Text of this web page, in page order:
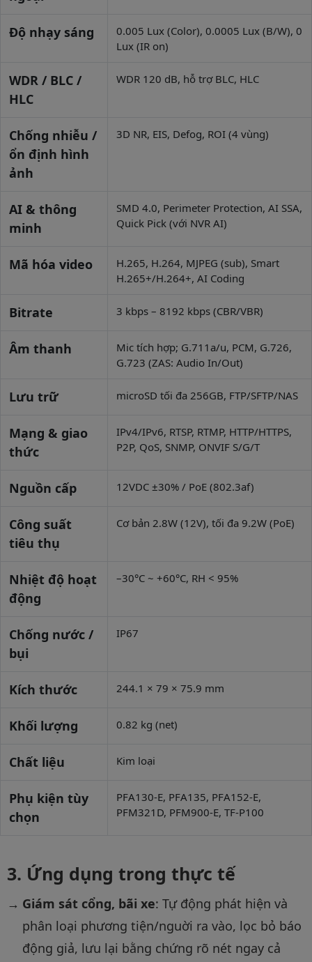
Độ nhạy sáng
0.005 Lux (Color), 0.0005 Lux (B/W), 0
Lux (IR on)
WDR / BLC /
HLC
WDR 120 dB, hỗ trợ BLC, HLC
Chống nhiễu /
ổn định hình
ảnh
3D NR, EIS, Defog, ROI (4 vùng)
AI & thông
minh
SMD 4.0, Perimeter Protection, AI SSA,
Quick Pick (với NVR AI)
Mã hóa video
H.265, H.264, MJPEG (sub), Smart
H.265+/H.264+, AI Coding
Bitrate 3 kbps – 8192 kbps (CBR/VBR)
Âm thanh
Mic tích hợp; G.711a/u, PCM, G.726,
G.723 (ZAS: Audio In/Out)
Lưu trữ microSD tối đa 256GB, FTP/SFTP/NAS
Mạng & giao
thức
IPv4/IPv6, RTSP, RTMP, HTTP/HTTPS,
P2P, QoS, SNMP, ONVIF S/G/T
Nguồn cấp 12VDC ±30% / PoE (802.3af)
Công suất
tiêu thụ
Cơ bản 2.8W (12V), tối đa 9.2W (PoE)
Nhiệt độ hoạt
động
–30°C ~ +60°C, RH < 95%
Chống nước /
bụi
IP67
Kích thước 244.1 × 79 × 75.9 mm
Khối lượng 0.82 kg (net)
Chất liệu Kim loại
Phụ kiện tùy
chọn
PFA130-E, PFA135, PFA152-E,
PFM321D, PFM900-E, TF-P100
Ứng dụng trong thực tế
Giám sát cổng, bãi xe: Tự động phát hiện và
phân loại phương tiện/nguời ra vào, lọc bỏ báo
động giả, lưu lại bằng chứng rõ nét ngay cả